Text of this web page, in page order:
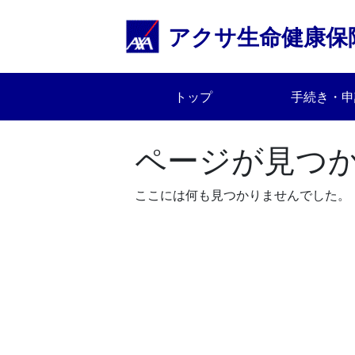
アクサ生命健康
トップ 手続き・
ページが見つ
ここには何も見つかりませんでした。